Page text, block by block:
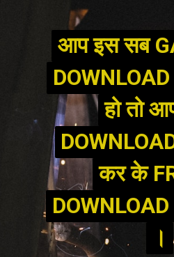
आप इस सब
हो तो
कर के
।
आप इस सब
हो तो
कर के
।